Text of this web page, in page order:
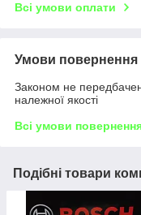
Всі умови оплати
Умови повернення
Законом не
належної якості
Всі умови
Подібні товари